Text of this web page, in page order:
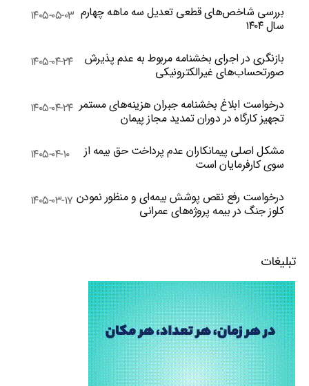
بررسی شاخص‌های قطعی تعدیل سه ماهه چهارم
سال ۱۴۰۴
۱۴۰۵-۰۵-۰۳
بازنگری در اجرای بخشنامه مربوط به عدم پذیرش
صورتحساب‌های غیرالکترونیکی
۱۴۰۵-۰۴-۲۴
درخواست ابلاغ بخشنامه جبران هزینه‌های مستمر
تجهیز کارگاه در دوران تمدید مجاز پیمان
۱۴۰۵-۰۴-۲۴
مشکل اصلی پیمانکاران عدم پرداخت حق بیمه از
سوی کارفرمایان است
۱۴۰۵-۰۴-۱۰
درخواست رفع نقص پوشش بیمه‌ای و منظور نمودن
کلوز جنگ در بیمه پروژه‌های عمرانی
۱۴۰۵-۰۳-۱۷
تبلیغات